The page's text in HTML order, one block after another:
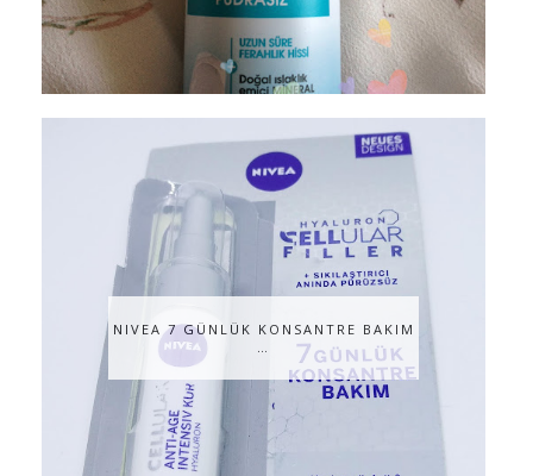
NIVEA 7 GÜNLÜK KONSANTRE BAKIM
…